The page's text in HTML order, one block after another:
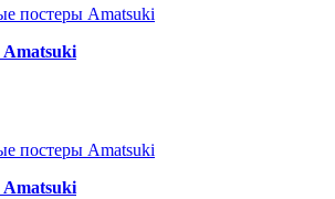
Amatsuki
Amatsuki